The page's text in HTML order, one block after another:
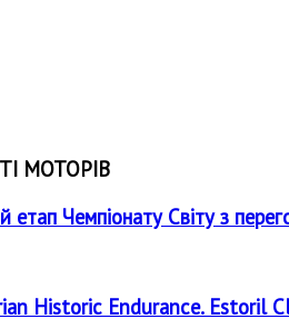
МОТОРІВ
Чемпіонату Світу з
Historic Endurance. Estoril